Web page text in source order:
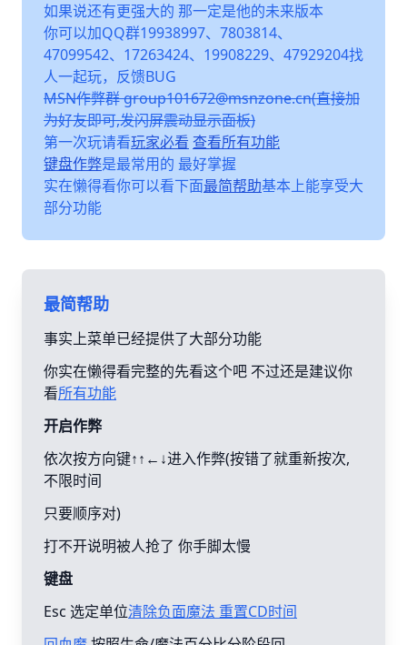
如果说还有更强大的 那一定是他的未来版本
你可以加QQ群19938997、7803814、
47099542、17263424、19908229、47929204找
人一起玩，反馈BUG
MSN作弊群 group101672@msnzone.cn(直接加
为好友即可,发闪屏震动显示面板)
第一次玩请看玩家必看 查看所有功能
键盘作弊是最常用的 最好掌握
实在懒得看你可以看下面最简帮助基本上能享受大
部分功能
最简帮助
事实上菜单已经提供了大部分功能
你实在懒得看完整的先看这个吧 不过还是建议你
看所有功能
开启作弊
依次按方向键↑↑←↓进入作弊(按错了就重新按次,
不限时间
只要顺序对)
打不开说明被人抢了 你手脚太慢
键盘
Esc 选定单位清除负面魔法 重置CD时间